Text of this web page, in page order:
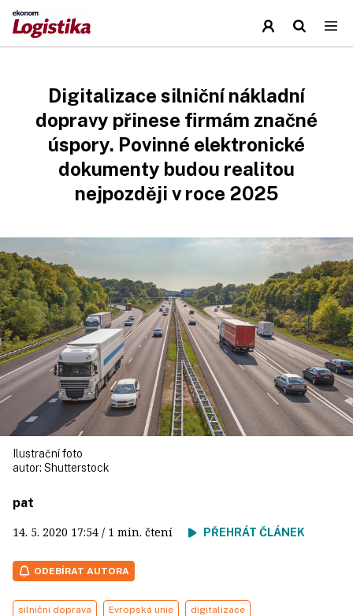
Digitalizace silniční nákladní
dopravy přinese firmám značné
úspory. Povinné elektronické
dokumenty budou realitou
nejpozději v roce 2025
Ilustrační foto
autor: Shutterstock
pat
14. 5. 2020 17:54 / 1 min. čtení PŘEHRÁT ČLÁNEK
ODEBÍRAT AUTORA
silniční doprava Evropská unie digitalizace